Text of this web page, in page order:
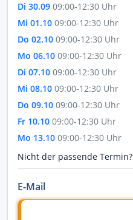
Di 30.09 09:00-12:30 Uhr
Mi 01.10 09:00-12:30 Uhr
Do 02.10 09:00-12:30 Uhr
Mo 06.10 09:00-12:30 Uhr
Di 07.10 09:00-12:30 Uhr
Mi 08.10 09:00-12:30 Uhr
Do 09.10 09:00-12:30 Uhr
Fr 10.10 09:00-12:30 Uhr
Mo 13.10 09:00-12:30 Uhr
Nicht der passende Termin?
E-Mail